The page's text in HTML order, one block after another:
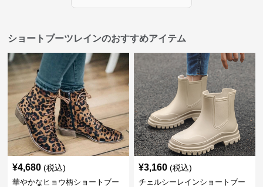
ショートブーツレインのおすすめアイテム
¥4,680 (税込)
華やかなヒョウ柄ショートブー
¥3,160 (税込)
チェルシーレインショートブー